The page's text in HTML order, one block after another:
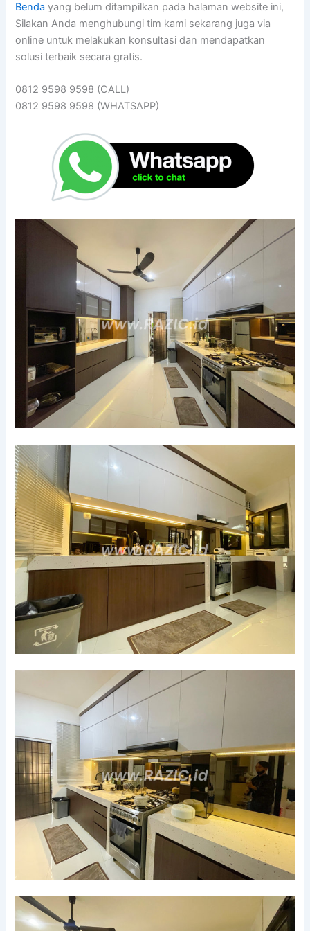
Benda yang belum ditampilkan pada halaman website ini,
Silakan Anda menghubungi tim kami sekarang juga via
online untuk melakukan konsultasi dan mendapatkan
solusi terbaik secara gratis.
0812 9598 9598 (CALL)
0812 9598 9598 (WHATSAPP)